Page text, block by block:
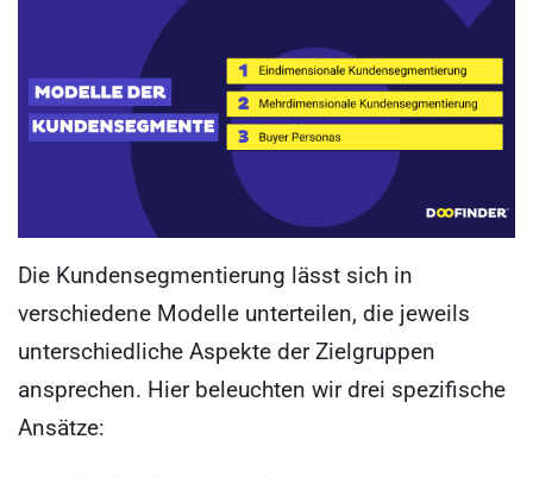
Die Kundensegmentierung lässt sich in
verschiedene Modelle unterteilen, die jeweils
unterschiedliche Aspekte der Zielgruppen
ansprechen. Hier beleuchten wir drei spezifische
Ansätze: